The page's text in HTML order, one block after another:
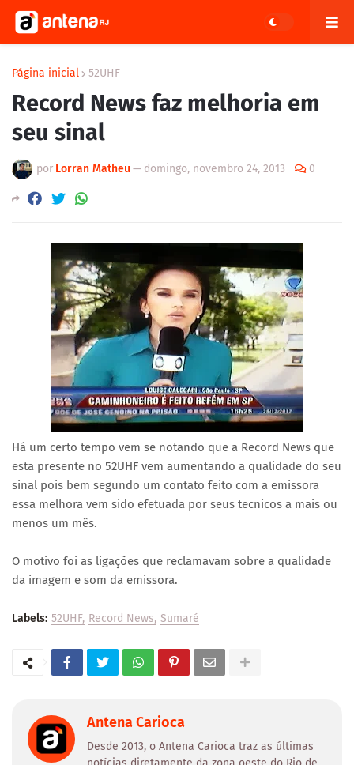
Página inicial 52UHF
Record News faz melhoria em
seu sinal
por Lorran Matheu — domingo, novembro 24, 2013 0
Há um certo tempo vem se notando que a Record News que
esta presente no 52UHF vem aumentando a qualidade do seu
sinal pois bem segundo um contato feito com a emissora
essa melhora vem sido efetuada por seus tecnicos a mais ou
menos um mês.
O motivo foi as ligações que reclamavam sobre a qualidade
da imagem e som da emissora.
Labels: 52UHF Record News Sumaré
Antena Carioca
Desde 2013, o Antena Carioca traz as últimas